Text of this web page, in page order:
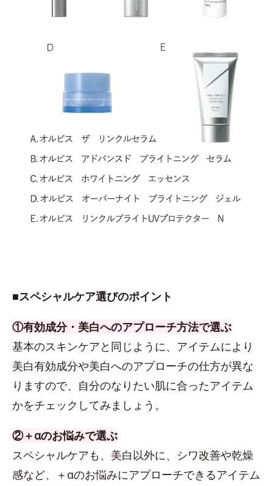
■スペシャルケア選びのポイント
①有効成分・美白へのアプローチ方法で選ぶ
基本のスキンケアと同じように、アイテムにより
美白有効成分や美白へのアプローチの仕方が異な
りますので、自分のなりたい肌に合ったアイテム
かをチェックしてみましょう。
②＋αのお悩みで選ぶ
スペシャルケアも、美白以外に、シワ改善や乾燥
感など、＋αのお悩みにアプローチできるアイテム